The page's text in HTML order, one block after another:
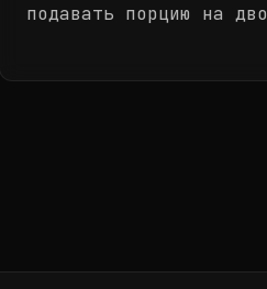
подавать порцию на